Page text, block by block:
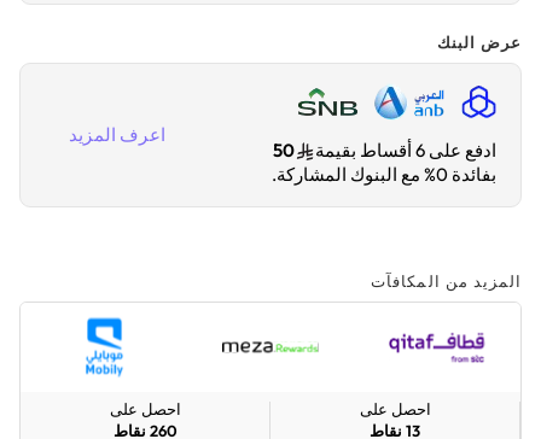
عرض البنك
ادفع على 6 أقساط بقيمة
50
بفائدة 0% مع البنوك المشاركة.
اعرف المزيد
المزيد من المكافآت
احصل على
13 نقاط
احصل على
260 نقاط